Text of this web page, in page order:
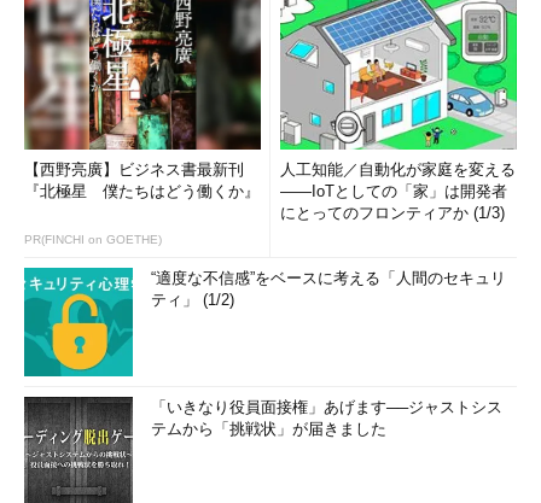
【西野亮廣】ビジネス書最新刊
『北極星 僕たちはどう働くか』
PR(FINCHI on GOETHE)
人工知能／自動化が家庭を変える
――IoTとしての「家」は開発者
にとってのフロンティアか (1/3)
“適度な不信感”をベースに考える「人間のセキュリ
ティ」 (1/2)
「いきなり役員面接権」あげます──ジャストシス
テムから「挑戦状」が届きました